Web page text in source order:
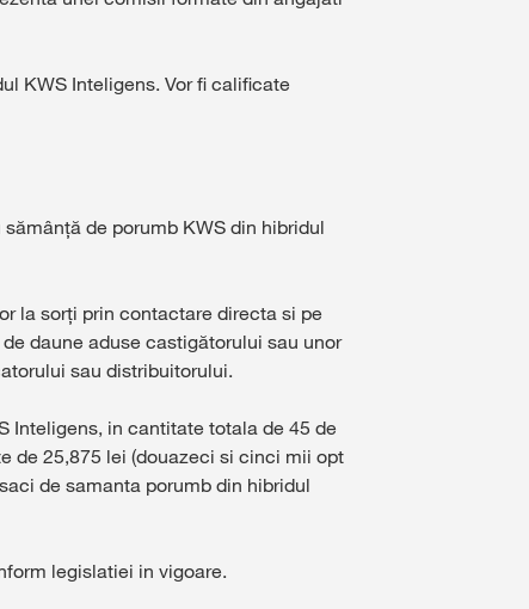
KWS Inteligens. Vor fi calificate
de porumb KWS din hibridul
la sorți prin contactare directa si pe
daune aduse castigătorului sau unor
sau distribuitorului.
Inteligens, in cantitate totala de 45 de
de 25,875 lei (douazeci si cinci mii opt
de samanta porumb din hibridul
legislatiei in vigoare.